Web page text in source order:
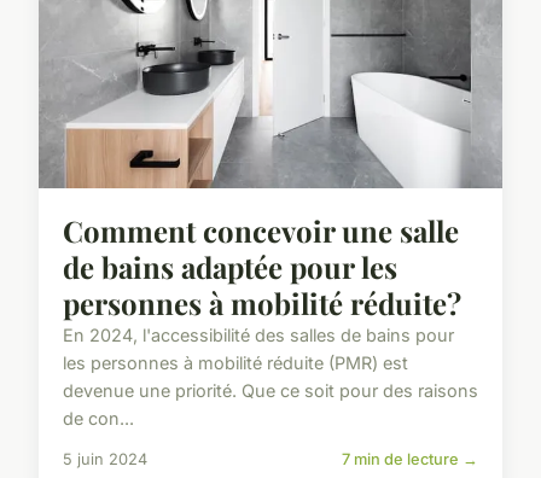
Comment concevoir une salle
de bains adaptée pour les
personnes à mobilité réduite?
En 2024, l'accessibilité des salles de bains pour
les personnes à mobilité réduite (PMR) est
devenue une priorité. Que ce soit pour des raisons
de con...
5 juin 2024 7 min de lecture →